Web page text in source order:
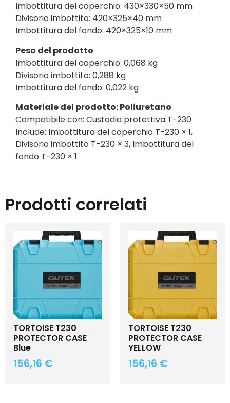
Imbottitura del coperchio: 430×330×50 mm
Divisorio imbottito: 420×325×40 mm
Imbottitura del fondo: 420×325×10 mm
Peso del prodotto
Imbottitura del coperchio: 0,068 kg
Divisorio imbottito: 0,288 kg
Imbottitura del fondo: 0,022 kg
Materiale del prodotto: Poliuretano
Compatibile con: Custodia protettiva T-230
Include: Imbottitura del coperchio T-230 × 1,
Divisorio imbottito T-230 × 3, Imbottitura del
fondo T-230 × 1
Prodotti correlati
TORTOISE T230
PROTECTOR CASE
Blue
156,16 €
TORTOISE T230
PROTECTOR CASE
YELLOW
156,16 €